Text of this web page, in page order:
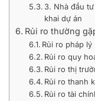
3. Nhà đầu
khai dự án
Rủi ro thường
Rủi ro pháp lý
Rủi ro quy
Rủi ro thị
Rủi ro thanh
Rủi ro tài